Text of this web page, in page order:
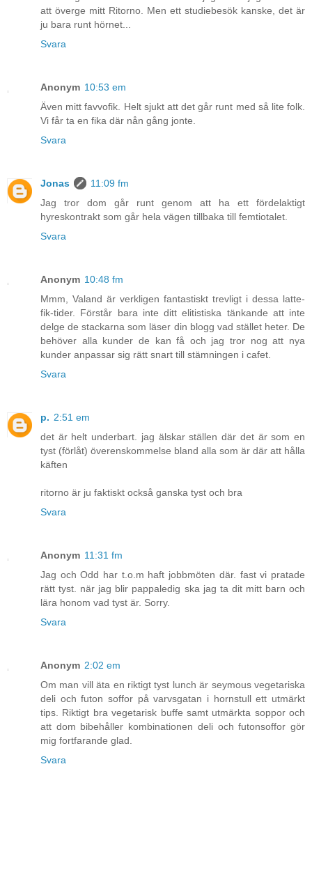
att överge mitt Ritorno. Men ett studiebesök kanske, det är
ju bara runt hörnet...
Svara
Anonym 10:53 em
Även mitt favvofik. Helt sjukt att det går runt med så lite folk.
Vi får ta en fika där nån gång jonte.
Svara
Jonas
11:09 fm
Jag tror dom går runt genom att ha ett fördelaktigt
hyreskontrakt som går hela vägen tillbaka till femtiotalet.
Svara
Anonym 10:48 fm
Mmm, Valand är verkligen fantastiskt trevligt i dessa latte-
fik-tider. Förstår bara inte ditt elitistiska tänkande att inte
delge de stackarna som läser din blogg vad stället heter. De
behöver alla kunder de kan få och jag tror nog att nya
kunder anpassar sig rätt snart till stämningen i cafet.
Svara
p. 2:51 em
det är helt underbart. jag älskar ställen där det är som en
tyst (förlåt) överenskommelse bland alla som är där att hålla
käften
ritorno är ju faktiskt också ganska tyst och bra
Svara
Anonym 11:31 fm
Jag och Odd har t.o.m haft jobbmöten där. fast vi pratade
rätt tyst. när jag blir pappaledig ska jag ta dit mitt barn och
lära honom vad tyst är. Sorry.
Svara
Anonym 2:02 em
Om man vill äta en riktigt tyst lunch är seymous vegetariska
deli och futon soffor på varvsgatan i hornstull ett utmärkt
tips. Riktigt bra vegetarisk buffe samt utmärkta soppor och
att dom bibehåller kombinationen deli och futonsoffor gör
mig fortfarande glad.
Svara